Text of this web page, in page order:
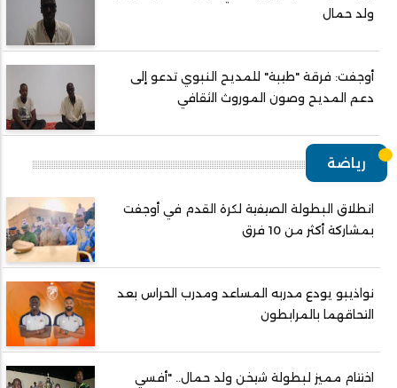
ولد حمال
أوجفت: فرقة "طيبة" للمديح النبوي تدعو إلى
دعم المديح وصون الموروث الثقافي
رياضة
انطلاق البطولة الصيفية لكرة القدم في أوجفت
بمشاركة أكثر من 10 فرق
نواذيبو يودع مدربه المساعد ومدرب الحراس بعد
التحاقهما بالمرابطون
اختتام مميز لبطولة شيخن ولد حمال.. "أفسي